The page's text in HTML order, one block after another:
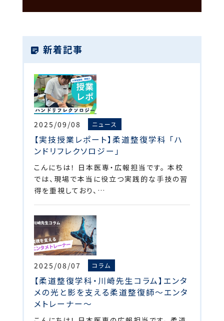
新着記事
2025/09/08 ニュース
【実技授業レポート】柔道整復学科 「ハ
ンドリフレクソロジー」
こんにちは！ 日本医専・広報担当です。 本校
では、現場で本当に役立つ実践的な手技の習
得を重視しており、…
2025/08/07 コラム
【柔道整復学科・川崎先生コラム】エンタ
メの光と影を支える柔道整復師～エンタ
メトレーナー～